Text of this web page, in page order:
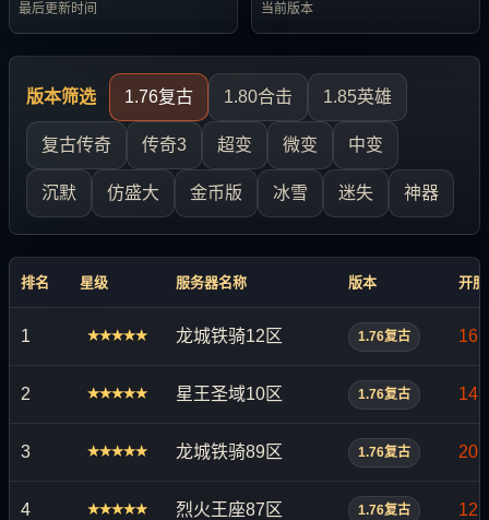
最后更新时间 当前版本
版本筛选 1.76复古 1.80合击 1.85英雄
复古传奇 传奇3 超变 微变 中变
沉默 仿盛大 金币版 冰雪 迷失 神器
排名 星级 服务器名称 版本 开
1 ★★★★★ 龙城铁骑12区 1.76复古
2 ★★★★★ 星王圣域10区 1.76复古
3 ★★★★★ 龙城铁骑89区 1.76复古
4 ★★★★★ 烈火王座87区 1.76复古